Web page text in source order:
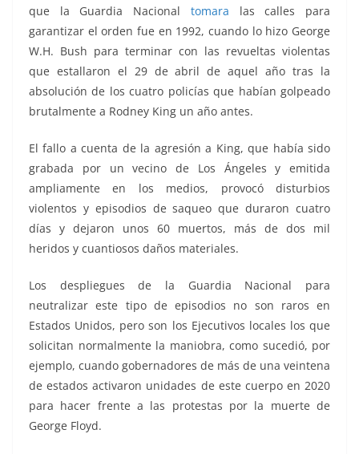
que la Guardia Nacional tomara las calles para
garantizar el orden fue en 1992, cuando lo hizo George
W.H. Bush para terminar con las revueltas violentas
que estallaron el 29 de abril de aquel año tras la
absolución de los cuatro policías que habían golpeado
brutalmente a Rodney King un año antes.
El fallo a cuenta de la agresión a King, que había sido
grabada por un vecino de Los Ángeles y emitida
ampliamente en los medios, provocó disturbios
violentos y episodios de saqueo que duraron cuatro
días y dejaron unos 60 muertos, más de dos mil
heridos y cuantiosos daños materiales.
Los despliegues de la Guardia Nacional para
neutralizar este tipo de episodios no son raros en
Estados Unidos, pero son los Ejecutivos locales los que
solicitan normalmente la maniobra, como sucedió, por
ejemplo, cuando gobernadores de más de una veintena
de estados activaron unidades de este cuerpo en 2020
para hacer frente a las protestas por la muerte de
George Floyd.